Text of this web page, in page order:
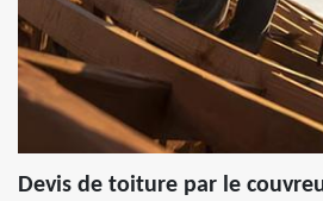
Devis de toiture par le